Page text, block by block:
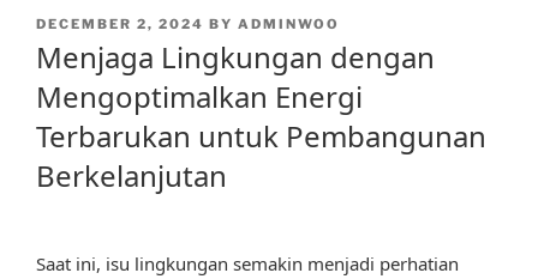
POSTED
DECEMBER 2, 2024 BY ADMINWOO
Menjaga Lingkungan dengan
Mengoptimalkan Energi
Terbarukan untuk Pembangunan
Berkelanjutan
Saat ini, isu lingkungan semakin menjadi perhatian